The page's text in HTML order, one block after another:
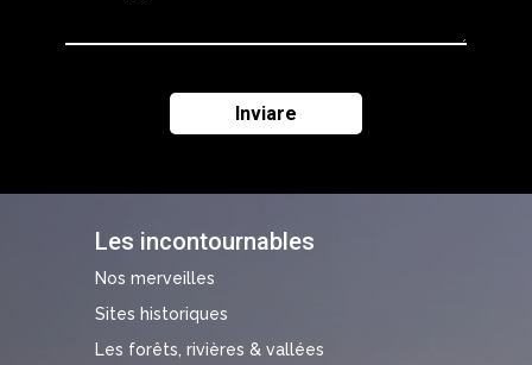
Les incontournables
Nos merveilles
Sites historiques
Les forêts, rivières & vallées